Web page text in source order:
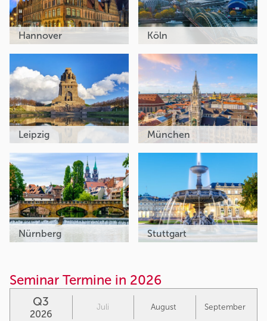
Hannover Köln
Leipzig München
Nürnberg Stuttgart
Seminar Termine in 2026
Q3
2026
Juli August September